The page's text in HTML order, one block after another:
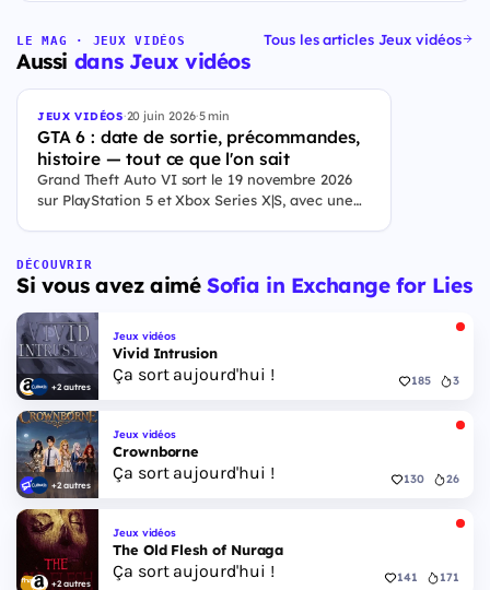
LE MAG · JEUX VIDÉOS
Aussi dans Jeux vidéos
Tous les articles Jeux vidéos
JEUX VIDÉOS·20 juin 2026·5 min
GTA 6 : date de sortie, précommandes,
histoire — tout ce que l'on sait
Grand Theft Auto VI sort le 19 novembre 2026
sur PlayStation 5 et Xbox Series X|S, avec une
Floride, et sa ville Vice City. Il met en scène
pour la première fois un duo de protagonistes
première héroïne jouable d'un GTA principal.
DÉCOUVRIR
Si vous avez aiméSofia in Exchange for Lies
+2 autres
Jeux vidéos
Vivid Intrusion
Ça sort aujourd'hui ! 185 3
+2 autres
Jeux vidéos
Crownborne
Ça sort aujourd'hui ! 130 26
+2 autres
Jeux vidéos
The Old Flesh of Nuraga
Ça sort aujourd'hui ! 141 171